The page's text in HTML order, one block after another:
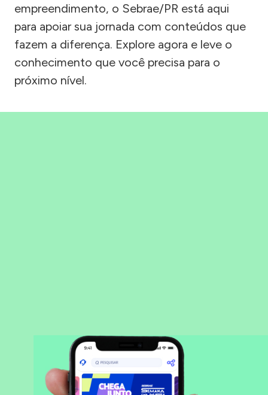
empreendimento, o Sebrae/PR está aqui
para apoiar sua jornada com conteúdos que
fazem a diferença. Explore agora e leve o
conhecimento que você precisa para o
próximo nível.